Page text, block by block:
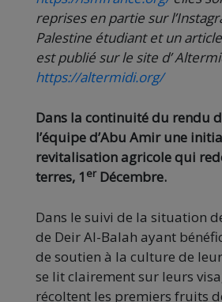
reprises en partie sur
Palestine étudiant et un
est publié sur le site d’
https://altermidi.org/
Dans la continuité du rendu
l’équipe d’Abu Amir une
revitalisation agricole qui
terres, 1 erDécembre.
Dans le suivi de la situation
de Deir Al-Balah ayant
de soutien à la culture de
se lit clairement sur leurs
récoltent les premiers fruits